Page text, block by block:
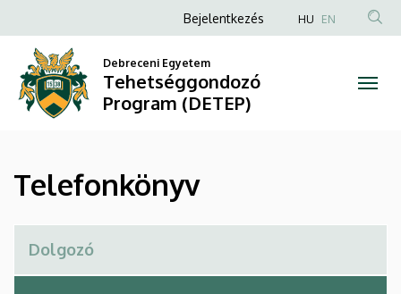
Telefonkönyv
Tehetséggondozó
Program
(DETEP)
a
tartalomra
Anonim
fiók
menüje
Bejelentkezés HU EN
Debreceni Egyetem
Tehetséggondozó
Program (DETEP)
Telefonkönyv